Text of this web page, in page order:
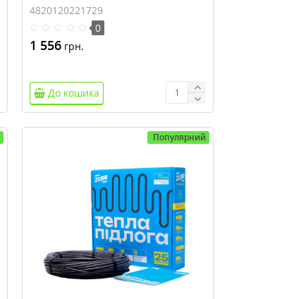
4820120221729
0
1 556грн.
До кошика
Популярний